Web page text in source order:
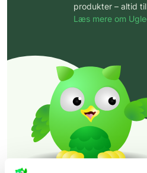
produkter – altid
Læs mere om